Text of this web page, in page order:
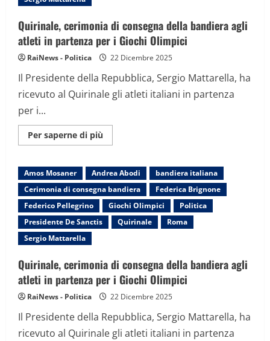
Valentino
Quirinale, cerimonia di consegna della bandiera agli
atleti in partenza per i Giochi Olimpici
RaiNews - Politica 22 Dicembre 2025
Il Presidente della Repubblica, Sergio Mattarella, ha
ricevuto al Quirinale gli atleti italiani in partenza
per i...
Per saperne di più
informazioni
cerimonia
di
consegna
della
bandiera
agli
atleti
in
Giochi
Olimpici
Amos Mosaner Andrea Abodi
bandiera italiana
Cerimonia di consegna bandiera
Federica Brignone
Federico Pellegrino
Giochi Olimpici
Politica
Presidente De Sanctis
Quirinale
Roma
Sergio Mattarella
Quirinale, cerimonia di consegna della bandiera agli
atleti in partenza per i Giochi Olimpici
RaiNews - Politica 22 Dicembre 2025
Il Presidente della Repubblica, Sergio Mattarella, ha
ricevuto al Quirinale gli atleti italiani in partenza